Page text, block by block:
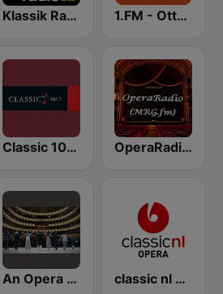
Klassik Radio Best of Oper 1.FM - Otto's Opera
Classic 1027 OperaRadio (MRG.fm)
An Opera Celebration classic nl Opera